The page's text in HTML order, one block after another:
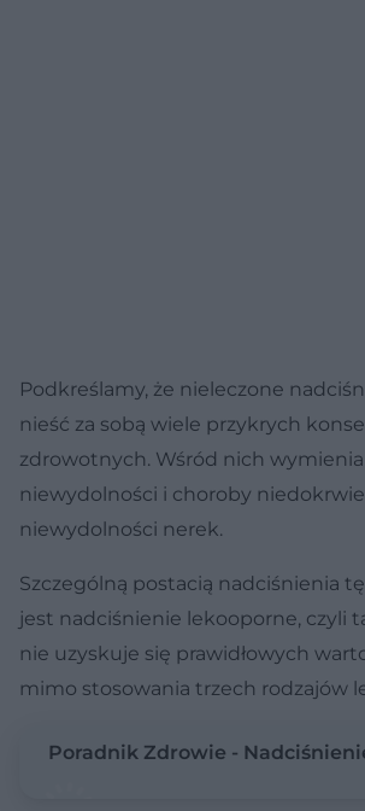
Podkreślamy, że nieleczone
nieść za sobą wiele przykrych
zdrowotnych. Wśród nich wymienia
niewydolności i choroby
niewydolności nerek.
Szczególną postacią nadciśnienia
jest nadciśnienie lekooporne, czyli
nie uzyskuje się prawidłowych
mimo stosowania trzech rodzajów
Poradnik Zdrowie -